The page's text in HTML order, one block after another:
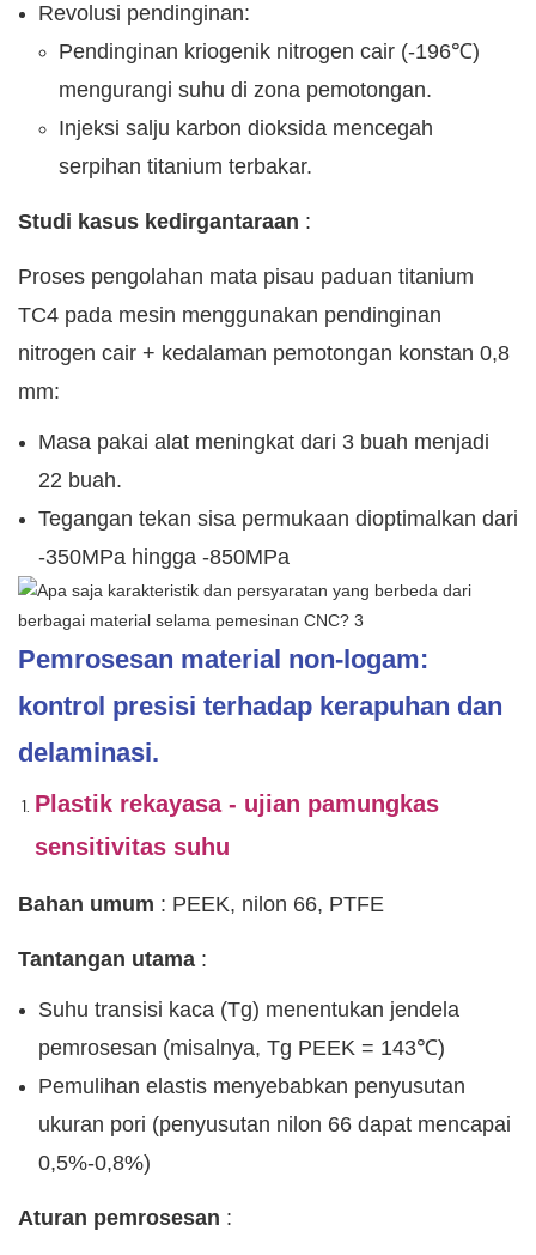
Revolusi pendinginan:
Pendinginan kriogenik nitrogen cair (-196℃)
mengurangi suhu di zona pemotongan.
Injeksi salju karbon dioksida mencegah
serpihan titanium terbakar.
Studi kasus kedirgantaraan :
Proses pengolahan mata pisau paduan titanium
TC4 pada mesin menggunakan pendinginan
nitrogen cair + kedalaman pemotongan konstan 0,8
mm:
Masa pakai alat meningkat dari 3 buah menjadi
22 buah.
Tegangan tekan sisa permukaan dioptimalkan dari
-350MPa hingga -850MPa
Pemrosesan material non-logam:
kontrol presisi terhadap kerapuhan dan
delaminasi.
Plastik rekayasa - ujian pamungkas
sensitivitas suhu
Bahan umum : PEEK, nilon 66, PTFE
Tantangan utama :
Suhu transisi kaca (Tg) menentukan jendela
pemrosesan (misalnya, Tg PEEK = 143℃)
Pemulihan elastis menyebabkan penyusutan
ukuran pori (penyusutan nilon 66 dapat mencapai
0,5%-0,8%)
Aturan pemrosesan :